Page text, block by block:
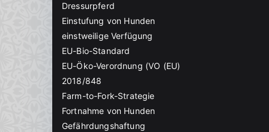
Dressurpferd
Einstufung von Hunden
einstweilige Verfügung
EU-Bio-Standard
EU-Öko-Verordnung (VO (EU)
2018/848
Farm-to-Fork-Strategie
Fortnahme von Hunden
Gefährdungshaftung